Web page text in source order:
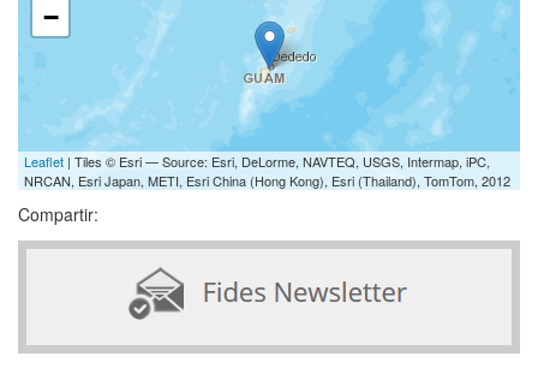
−
Leaflet | Tiles © Esri — Source: Esri, DeLorme, NAVTEQ, USGS, Intermap, iPC,
NRCAN, Esri Japan, METI, Esri China (Hong Kong), Esri (Thailand), TomTom, 2012
Compartir: